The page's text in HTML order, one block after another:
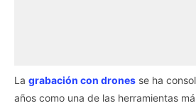
La grabación con drones se ha
años como una de las herramientas